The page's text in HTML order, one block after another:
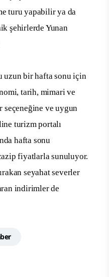
turu yapabilir ya da
şehirlerde Yunan
uzun bir hafta sonu için
tarih, mimari ve
ve uygun
turizm portalı
hafta sonu
fiyatlarla sunuluyor.
seyahat severler
indirimler de